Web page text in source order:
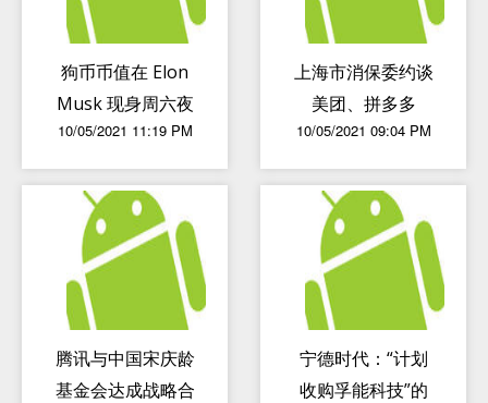
狗币币值在 Elon
Musk 现身周六夜
场秀期间跌掉三分
之一
10/05/2021 11:19 PM
上海市消保委约谈
美团、拼多多
10/05/2021 09:04 PM
腾讯与中国宋庆龄
基金会达成战略合
宁德时代：“计划
收购孚能科技”的